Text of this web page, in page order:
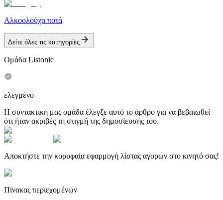
Αλκοολούχα ποτά
Δείτε όλες τις κατηγορίες
Ομάδα Listonic
ελεγμένο
Η συντακτική μας ομάδα έλεγξε αυτό το άρθρο για να βεβαιωθεί
ότι ήταν ακριβές τη στιγμή της δημοσίευσής του.
Αποκτήστε την κορυφαία εφαρμογή λίστας αγορών στο κινητό σας!
Πίνακας περιεχομένων